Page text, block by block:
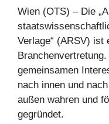
Wien (OTS) – Die
Verlage“ (ARSV) ist
gemeinsamen
nach innen und nach
außen wahren und
gegründet.